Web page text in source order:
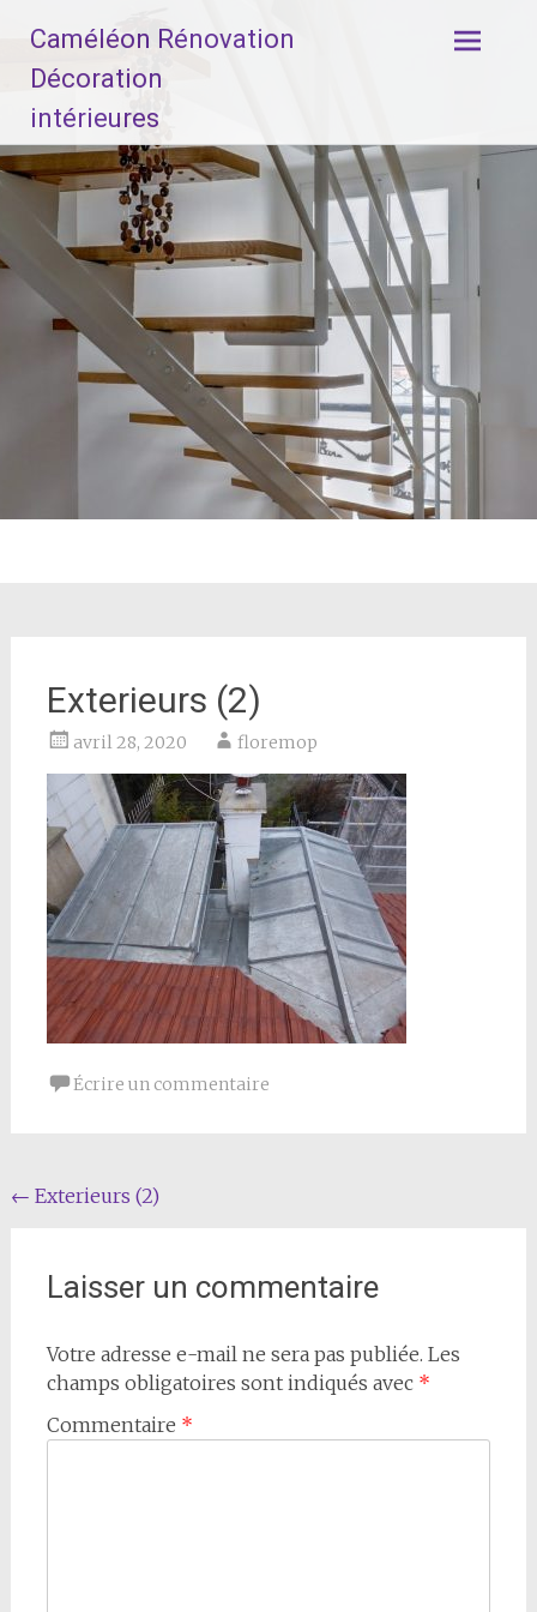
contenu
Caméléon Rénovation
Décoration
intérieures
Exterieurs (2)
avril 28, 2020 floremop
Écrire un commentaire
Navigation
l'article
← Exterieurs (2)
Laisser un commentaire
Votre adresse e-mail ne sera pas publiée. Les
champs obligatoires sont indiqués avec *
Commentaire *